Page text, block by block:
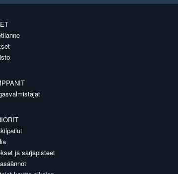
ja sarjapisteet